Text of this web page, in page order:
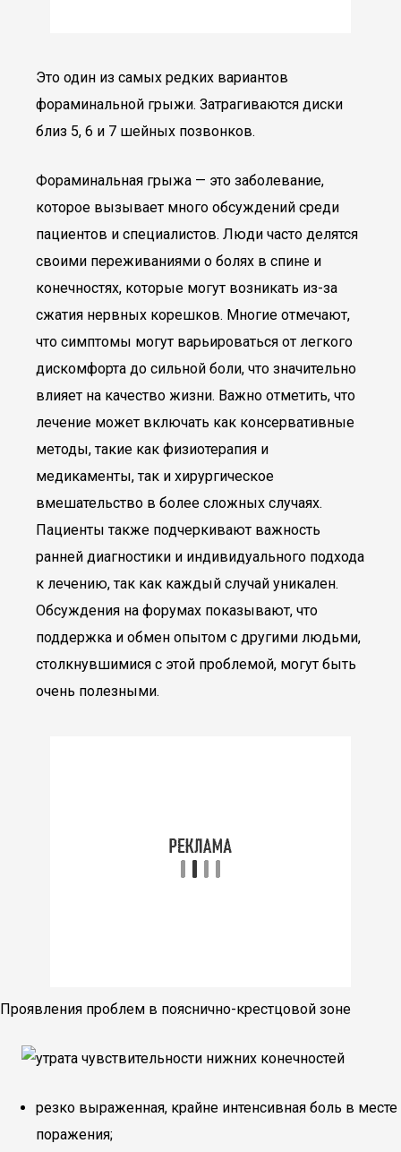
Это один из самых редких вариантов
фораминальной грыжи. Затрагиваются диски
близ 5, 6 и 7 шейных позвонков.
Фораминальная грыжа — это заболевание,
которое вызывает много обсуждений среди
пациентов и специалистов. Люди часто делятся
своими переживаниями о болях в спине и
конечностях, которые могут возникать из-за
сжатия нервных корешков. Многие отмечают,
что симптомы могут варьироваться от легкого
дискомфорта до сильной боли, что значительно
влияет на качество жизни. Важно отметить, что
лечение может включать как консервативные
методы, такие как физиотерапия и
медикаменты, так и хирургическое
вмешательство в более сложных случаях.
Пациенты также подчеркивают важность
ранней диагностики и индивидуального подхода
к лечению, так как каждый случай уникален.
Обсуждения на форумах показывают, что
поддержка и обмен опытом с другими людьми,
столкнувшимися с этой проблемой, могут быть
очень полезными.
Проявления проблем в пояснично-крестцовой зоне
резко выраженная, крайне интенсивная боль в месте
поражения;